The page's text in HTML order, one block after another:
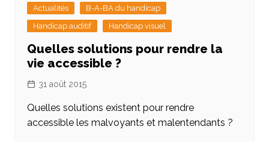
Actualités
B-A-BA du handicap
Handicap auditif
Handicap visuel
Quelles solutions pour rendre la
vie accessible ?
31 août 2015
Quelles solutions existent pour rendre
accessible les malvoyants et malentendants ?